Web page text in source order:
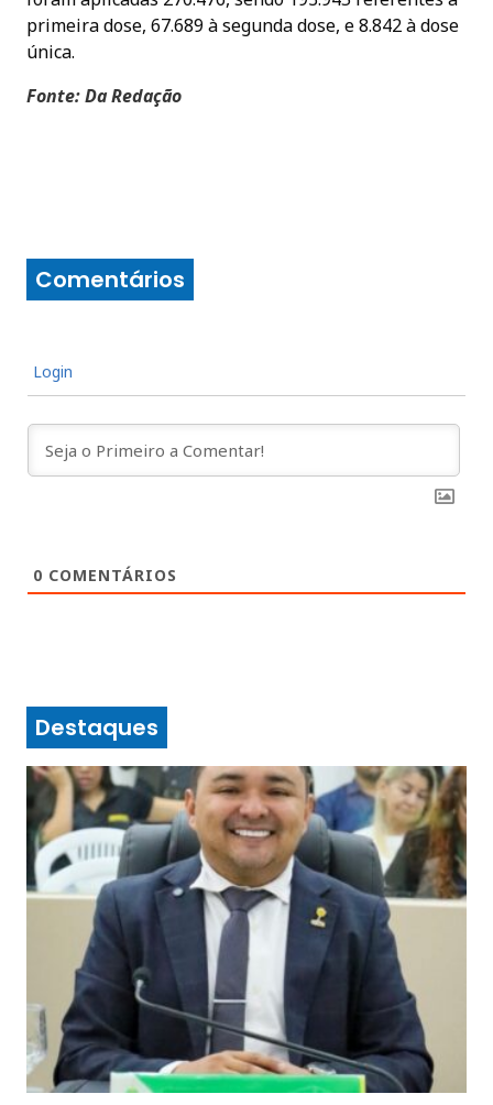
primeira dose, 67.689 à segunda dose, e 8.842 à dose
única.
Fonte: Da Redação
Comentários
Login
0 COMENTÁRIOS
Destaques